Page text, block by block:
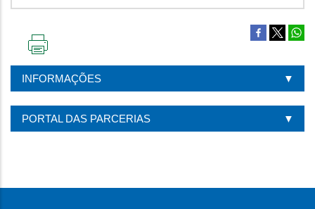
PÁGINA
INFORMAÇÕES
PORTAL DAS PARCERIAS